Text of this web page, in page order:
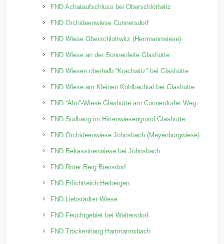
FND Achataufschluss bei Oberschlottwitz
FND Orchideenwiese Cunnersdorf
FND Wiese Oberschlottwitz (Herrmannwiese)
FND Wiese an der Sonnenleite Glashütte
FND Wiesen oberhalb “Krachwitz” bei Glashütte
FND Wiese am Kleinen Kohlbachtal bei Glashütte
FND “Alm”-Wiese Glashütte am Cunnerdorfer Weg
FND Südhang im Hirtenwiesengrund Glashütte
FND Orchideenwiese Johnsbach (Mayenburgwiese)
FND Bekassinenwiese bei Johnsbach
FND Roter Berg Biensdorf
FND Erlichtteich Herbergen
FND Liebstädter Wiese
FND Feuchtgebiet bei Waltersdorf
FND Trockenhang Hartmannsbach